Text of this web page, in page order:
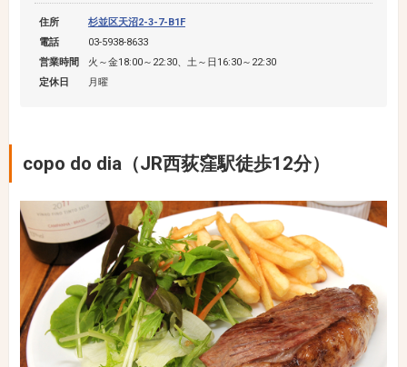
住所
杉並区天沼2-3-7-B1F
電話
03-5938-8633
営業時間
火～金18:00～22:30、土～日16:30～22:30
定休日
月曜
copo do dia（JR西荻窪駅徒歩12分）